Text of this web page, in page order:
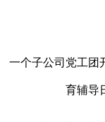
一个子公司党工团
育辅导